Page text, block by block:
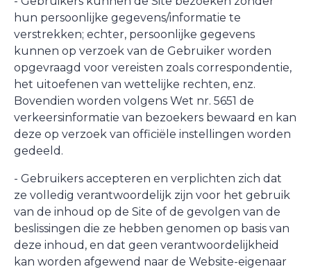
hun persoonlijke gegevens/informatie te
verstrekken; echter, persoonlijke gegevens
kunnen op verzoek van de Gebruiker worden
opgevraagd voor vereisten zoals correspondentie,
het uitoefenen van wettelijke rechten, enz.
Bovendien worden volgens Wet nr. 5651 de
verkeersinformatie van bezoekers bewaard en kan
deze op verzoek van officiële instellingen worden
gedeeld.
- Gebruikers accepteren en verplichten zich dat
ze volledig verantwoordelijk zijn voor het gebruik
van de inhoud op de Site of de gevolgen van de
beslissingen die ze hebben genomen op basis van
deze inhoud, en dat geen verantwoordelijkheid
kan worden afgewend naar de Website-eigenaar